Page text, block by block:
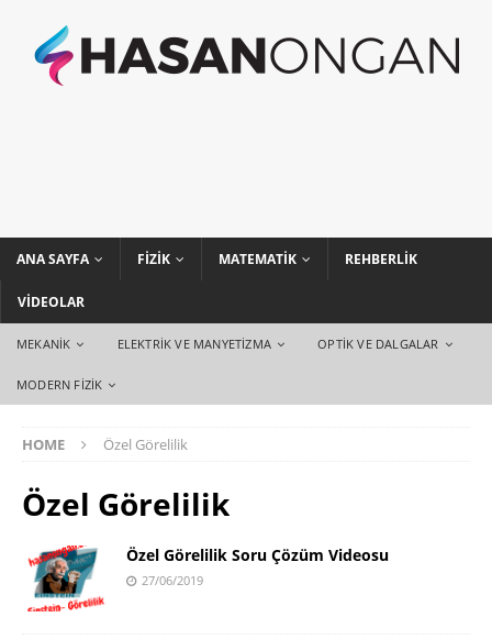
ANA SAYFA FIZIK MATEMATIK REHBERLIK
VIDEOLAR
MEKANIK ELEKTRIK VE MANYETIZMA OPTIK VE DALGALAR
MODERN FIZIK
HOME Özel Görelilik
Özel Görelilik
Özel Görelilik Soru Çözüm Videosu
27/06/2019